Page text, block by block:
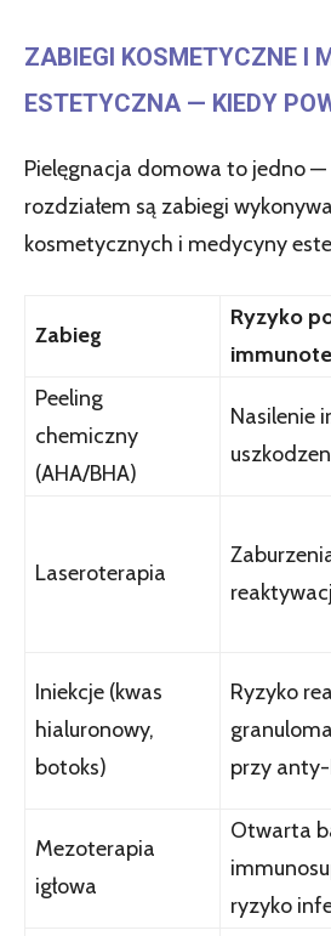
ZABIEGI KOSMETYCZNE I
ESTETYCZNA — KIEDY
Pielęgnacja domowa to jedno —
rozdziałem są zabiegi
kosmetycznych i medycyny
Zabieg
Ryzyko
Peeling
chemiczny
(AHA/BHA)
Nasilenie
Laseroterapia
Iniekcje (kwas
hialuronowy,
botoks)
Ryzyko
przy anty-
Mezoterapia
igłowa
Otwarta
ryzyko